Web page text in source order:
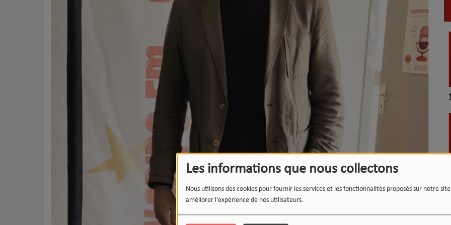
Les informations que nous collectons
Nous utilisons des cookies pour fournir les services et les fonctionnalités proposés sur notre
améliorer l'expérience de nos utilisateurs.